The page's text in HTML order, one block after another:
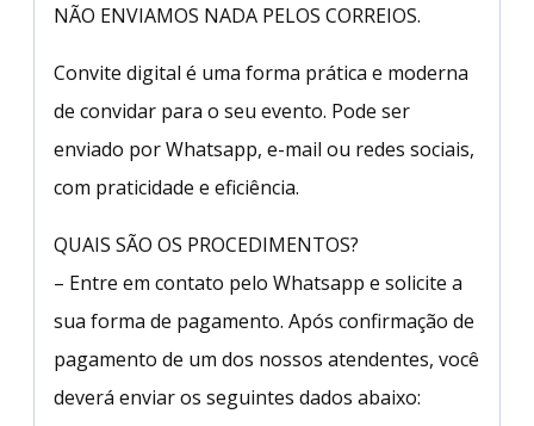
NÃO ENVIAMOS NADA PELOS CORREIOS.
Convite digital é uma forma prática e moderna
de convidar para o seu evento. Pode ser
enviado por Whatsapp, e-mail ou redes sociais,
com praticidade e eficiência.
QUAIS SÃO OS PROCEDIMENTOS?
– Entre em contato pelo Whatsapp e solicite a
sua forma de pagamento. Após confirmação de
pagamento de um dos nossos atendentes, você
deverá enviar os seguintes dados abaixo: